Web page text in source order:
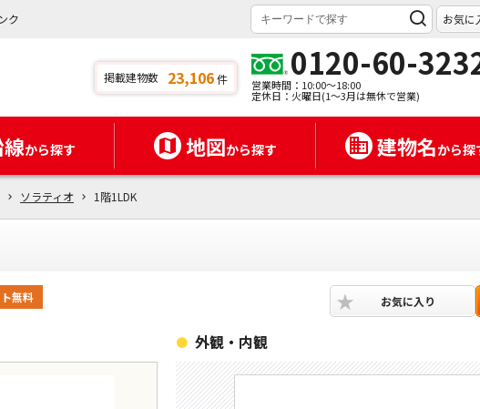
ク お気に
掲載建物数 23,106件 0120-60-
営業時間：10:00～18:00
定休日：火曜日(1～3月は無休で営業)
から探す 地図から探す 建物名から探
ソラティオ 1階1LDK
無料 ★ お気に入り
外観・内観